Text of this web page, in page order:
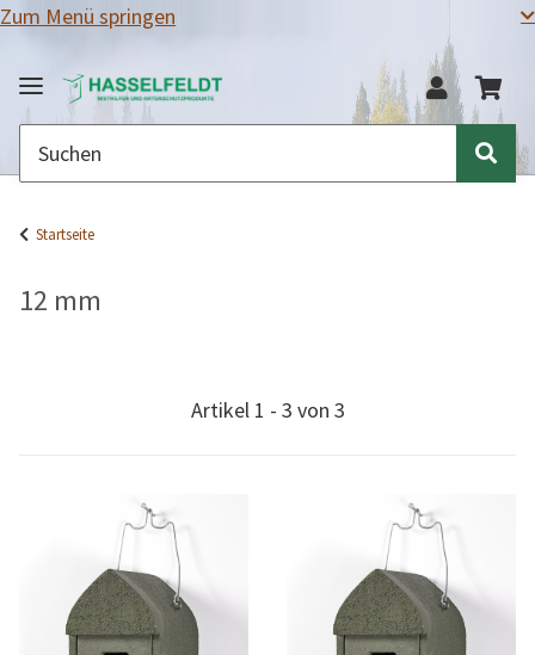
Zum Menü springen
Startseite
12 mm
Artikel 1 - 3 von 3